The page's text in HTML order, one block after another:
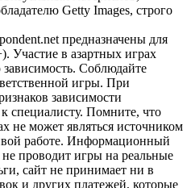
Getty Images, строго
предназначены для
Участие в азартных играх
Соблюдайте
игры. При
зависимости
специалисту. Помните, что
не может являться источником
работе. Информационный
не проводит игры на реальные
сайт не принимает ни в
и других платежей, которые